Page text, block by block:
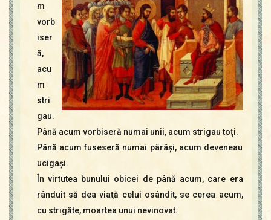
m
vorb
iser
ă,
acu
m
stri
gau.
Până acum vorbiseră numai unii, acum strigau toţi.
Până acum fuseseră numai pârâşi, acum deveneau
ucigaşi.
În virtutea bunului obicei de până acum, care era
rânduit să dea viaţă celui osândit, se cerea acum,
cu strigăte, moartea unui nevinovat.